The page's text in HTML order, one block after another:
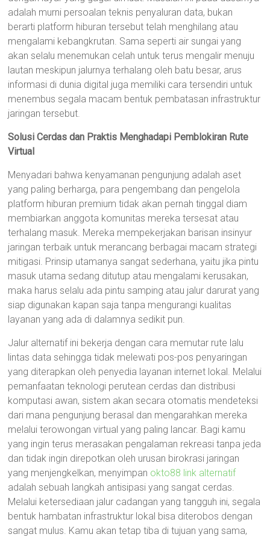
adalah murni persoalan teknis penyaluran data, bukan
berarti platform hiburan tersebut telah menghilang atau
mengalami kebangkrutan. Sama seperti air sungai yang
akan selalu menemukan celah untuk terus mengalir menuju
lautan meskipun jalurnya terhalang oleh batu besar, arus
informasi di dunia digital juga memiliki cara tersendiri untuk
menembus segala macam bentuk pembatasan infrastruktur
jaringan tersebut.
Solusi Cerdas dan Praktis Menghadapi Pemblokiran Rute
Virtual
Menyadari bahwa kenyamanan pengunjung adalah aset
yang paling berharga, para pengembang dan pengelola
platform hiburan premium tidak akan pernah tinggal diam
membiarkan anggota komunitas mereka tersesat atau
terhalang masuk. Mereka mempekerjakan barisan insinyur
jaringan terbaik untuk merancang berbagai macam strategi
mitigasi. Prinsip utamanya sangat sederhana, yaitu jika pintu
masuk utama sedang ditutup atau mengalami kerusakan,
maka harus selalu ada pintu samping atau jalur darurat yang
siap digunakan kapan saja tanpa mengurangi kualitas
layanan yang ada di dalamnya sedikit pun.
Jalur alternatif ini bekerja dengan cara memutar rute lalu
lintas data sehingga tidak melewati pos-pos penyaringan
yang diterapkan oleh penyedia layanan internet lokal. Melalui
pemanfaatan teknologi perutean cerdas dan distribusi
komputasi awan, sistem akan secara otomatis mendeteksi
dari mana pengunjung berasal dan mengarahkan mereka
melalui terowongan virtual yang paling lancar. Bagi kamu
yang ingin terus merasakan pengalaman rekreasi tanpa jeda
dan tidak ingin direpotkan oleh urusan birokrasi jaringan
yang menjengkelkan, menyimpan okto88 link alternatif
adalah sebuah langkah antisipasi yang sangat cerdas.
Melalui ketersediaan jalur cadangan yang tangguh ini, segala
bentuk hambatan infrastruktur lokal bisa diterobos dengan
sangat mulus. Kamu akan tetap tiba di tujuan yang sama,